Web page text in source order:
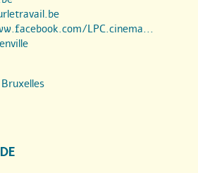
LPC.cinema...